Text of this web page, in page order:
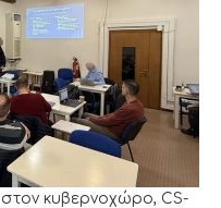
κυβερνοχώρο, CS-